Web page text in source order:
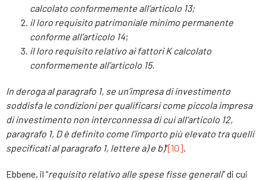
calcolato conformemente all’articolo 13;
il loro requisito patrimoniale minimo permanente
conforme all’articolo 14;
il loro requisito relativo ai fattori K calcolato
conformemente all’articolo 15.
In deroga al paragrafo 1, se un’impresa di investimento
soddisfa le condizioni per qualificarsi come piccola impresa
di investimento non interconnessa di cui all’articolo 12,
paragrafo 1, D è definito come l’importo più elevato tra quelli
specificati al paragrafo 1, lettere a) e b)”[10].
Ebbene, il “requisito relativo alle spese fisse generali” di cui